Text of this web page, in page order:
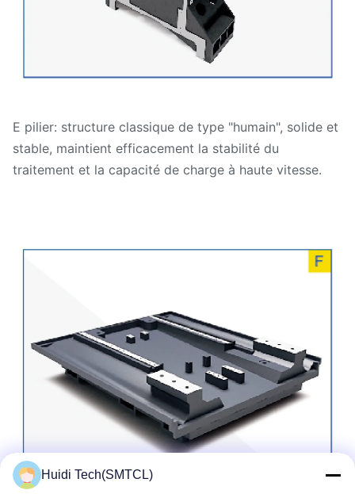
E pilier: structure classique de type "humain", solide et
stable, maintient efficacement la stabilité du
traitement et la capacité de charge à haute vitesse.
Huidi Tech(SMTCL)